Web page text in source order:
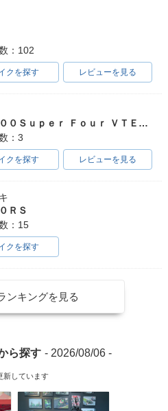
：102
クを探す レビューを見る
ＣＢ４００Ｓｕｐｅｒ Ｆｏｕｒ ＶＴＥＣ ＳＰＥＣ３
：3
クを探す レビューを見る
ＲＳ
：15
クを探す
ンキングを見る
ら探す - 2026/08/06 -
新しています